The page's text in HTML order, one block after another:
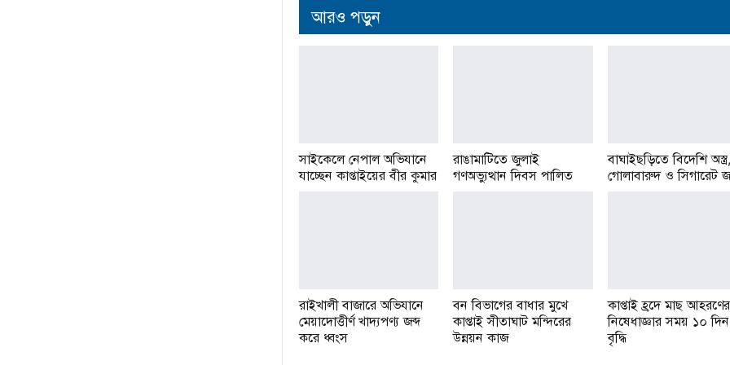
আরও পড়ুন
সাইকেলে নেপাল অভিযানে
যাচ্ছেন কাপ্তাইয়ের বীর কুমার
রাঙামাটিতে জুলাই
গণঅভ্যুত্থান দিবস পালিত
বাঘাইছড়িতে বিদেশি অস্ত্র,
গোলাবারুদ ও সিগারেট
রাইখালী বাজারে অভিযানে
মেয়াদোত্তীর্ণ খাদ্যপণ্য জব্দ
করে ধ্বংস
বন বিভাগের বাধার মুখে
কাপ্তাই সীতাঘাট মন্দিরের
উন্নয়ন কাজ
কাপ্তাই হ্রদে মাছ আহরণের
নিষেধাজ্ঞার সময় ১০ দিন
বৃদ্ধি